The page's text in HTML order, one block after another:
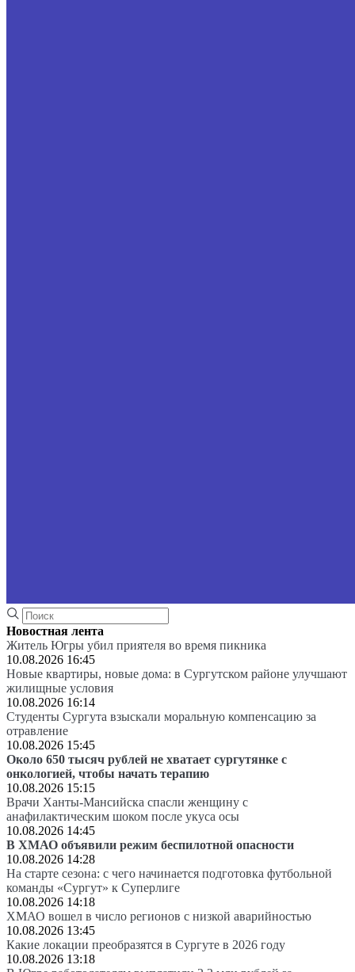
Новостная лента
Житель Югры убил приятеля во время пикника
10.08.2026 16:45
Новые квартиры, новые дома: в Сургутском районе улучшают
жилищные условия
10.08.2026 16:14
Студенты Сургута взыскали моральную компенсацию за
отравление
10.08.2026 15:45
Около 650 тысяч рублей не хватает сургутянке с
онкологией, чтобы начать терапию
10.08.2026 15:15
Врачи Ханты-Мансийска спасли женщину с
анафилактическим шоком после укуса осы
10.08.2026 14:45
В ХМАО объявили режим беспилотной опасности
10.08.2026 14:28
На старте сезона: с чего начинается подготовка футбольной
команды «Сургут» к Суперлиге
10.08.2026 14:18
ХМАО вошел в число регионов с низкой аварийностью
10.08.2026 13:45
Какие локации преобразятся в Сургуте в 2026 году
10.08.2026 13:18